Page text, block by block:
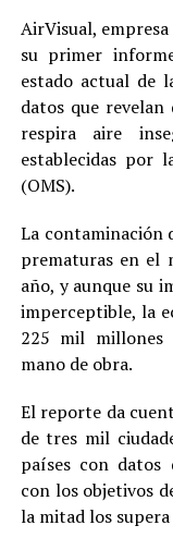
AirVisual,
su primer
estado actual de
datos que
respira aire
establecidas por
(OMS).
La contaminación
prematuras en el
año, y aunque su
imperceptible, la
225 mil millones
mano de obra.
El reporte da
de tres mil
países con datos
con los objetivos
la mitad los